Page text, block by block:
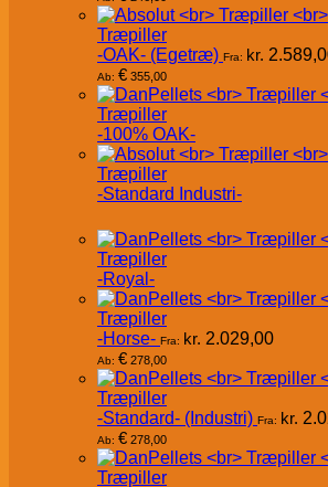
Træpiller
-OAK- (Egetræ) Fra: kr.
Ab: € 355,00
Træpiller
-100% OAK-
Træpiller
-Standard Industri-
Træpiller
-Royal-
Træpiller
-Horse- Fra: kr. 2.029,00
Ab: € 278,00
Træpiller
-Standard- (Industri) Fra: kr.
Ab: € 278,00
Træpiller